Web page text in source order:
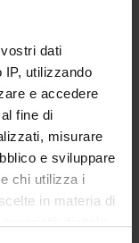
dati
IP, utilizzando
e accedere
fine di
misurare
e sviluppare
chi utilizza i
in materia di